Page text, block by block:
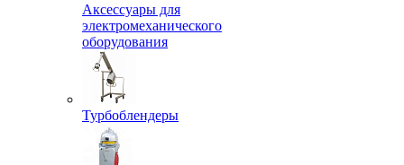
Аксессуары для
электромеханического
оборудования
Турбоблендеры